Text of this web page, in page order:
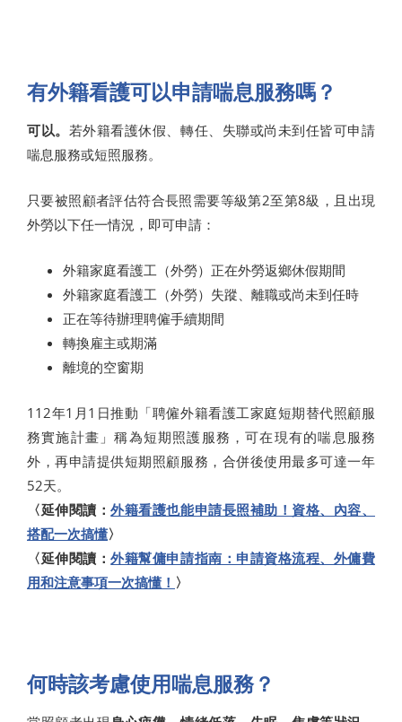
有外籍看護可以申請喘息服務嗎？
可以。 若外籍看護休假、轉任、失聯或尚未到任皆可申請
喘息服務或短照服務。
只要被照顧者評估符合長照需要等級第2至第8級，且出現
外勞以下任一情況，即可申請：
外籍家庭看護工（外勞）正在外勞返鄉休假期間
外籍家庭看護工（外勞）失蹤、離職或尚未到任時
正在等待辦理聘僱手續期間
轉換雇主或期滿
離境的空窗期
112年1月1日推動「聘僱外籍看護工家庭短期替代照顧服
務實施計畫」稱為短期照護服務，可在現有的喘息服務
外，再申請提供短期照顧服務，合併後使用最多可達一年
52天。
〈延伸閱讀：外籍看護也能申請長照補助！資格、內容、
搭配一次搞懂〉
〈延伸閱讀：外籍幫傭申請指南：申請資格流程、外傭費
用和注意事項一次搞懂！ 〉
何時該考慮使用喘息服務？